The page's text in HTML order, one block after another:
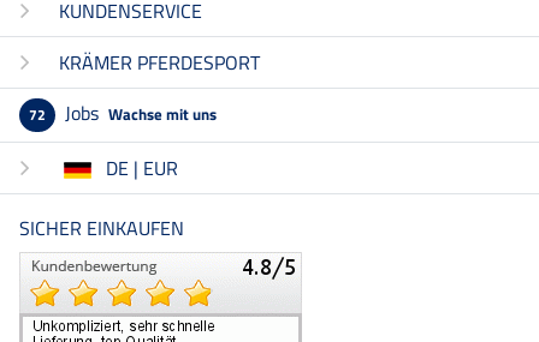
KUNDENSERVICE
KRÄMER PFERDESPORT
72 Jobs Wachse mit uns
DE | EUR
SICHER EINKAUFEN